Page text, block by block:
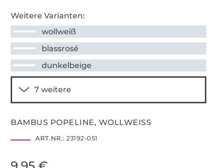
Weitere Varianten:
wollweiß
blassrosé
dunkelbeige
BAMBUS POPELINE, WOLLWEISS
ART.NR.: 23192-051